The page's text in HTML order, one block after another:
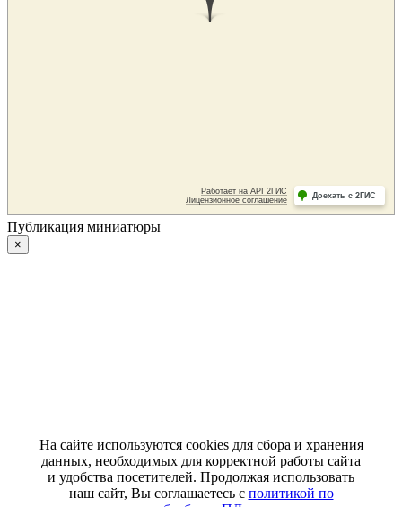
Публикация миниатюры
×
На сайте используются cookies для сбора и хранения
данных, необходимых для корректной работы сайта
и удобства посетителей. Продолжая использовать
наш сайт, Вы соглашаетесь с политикой по